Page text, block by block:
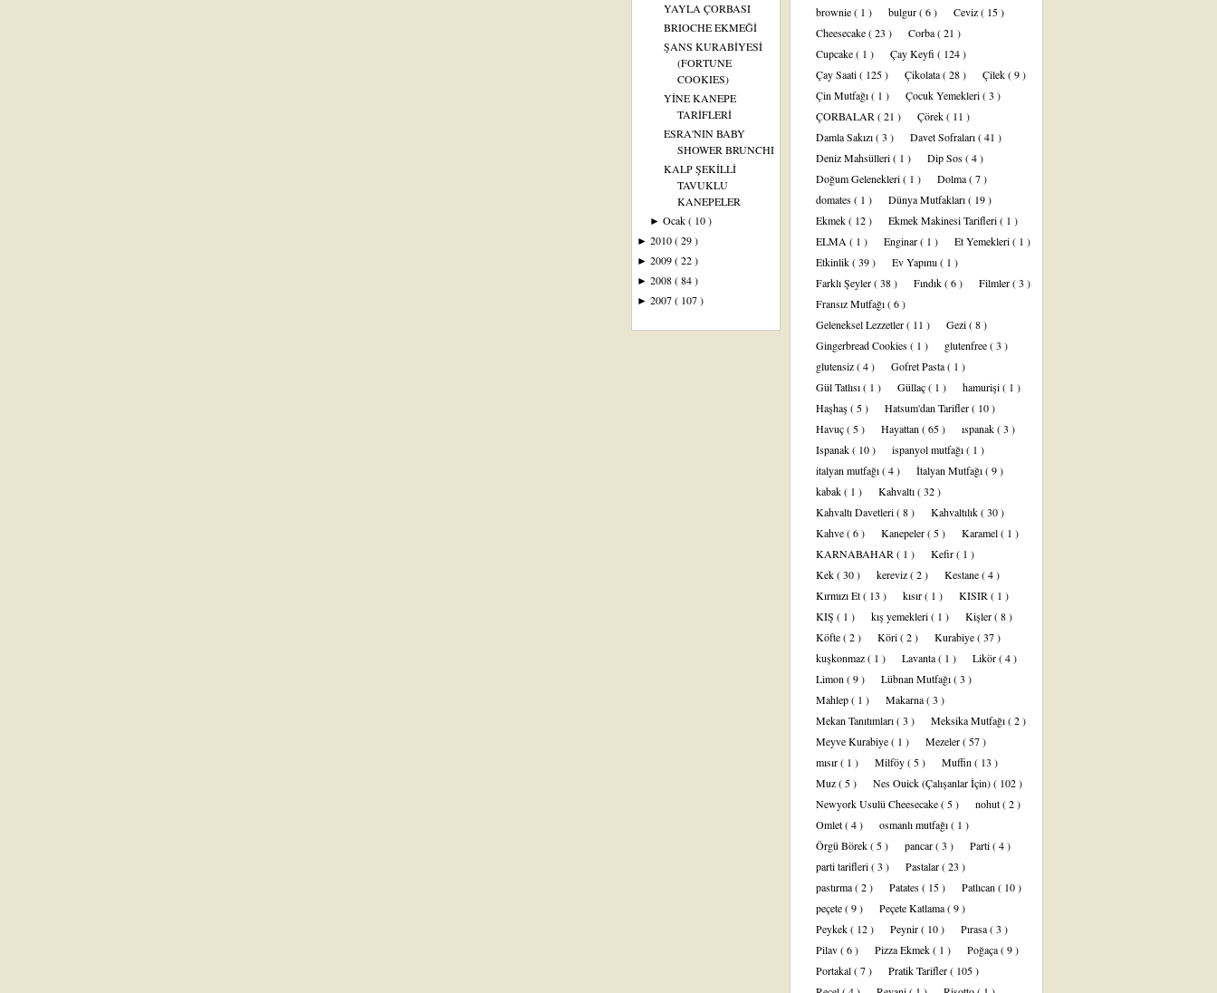
YAYLA ÇORBASI
BRIOCHE EKMEĞİ
ŞANS KURABİYESİ
(FORTUNE
COOKIES)
YİNE KANEPE
TARİFLERİ
ESRA'NIN BABY
SHOWER BRUNCHI
KALP ŞEKİLLİ
TAVUKLU
KANEPELER
►Ocak( 10 )
► 2010( 29 )
► 2009( 22 )
► 2008( 84 )
► 2007( 107 )
brownie( 1 ) bulgur( 6 ) Ceviz( 15 )
Cheesecake( 23 ) Corba( 21 )
Cupcake( 1 ) Çay Keyfi ( 124 )
Çay Saati( 125 ) Çikolata( 28 ) Çilek( 9 )
Çin Mutfağı( 1 ) Çocuk Yemekleri( 3 )
ÇORBALAR ( 21 ) Çörek( 11 )
Damla Sakızı( 3 ) Davet Sofraları( 41 )
Deniz Mahsülleri( 1 ) Dip Sos( 4 )
Doğum Gelenekleri( 1 ) Dolma( 7 )
domates( 1 ) Dünya Mutfakları( 19 )
Ekmek( 12 ) Ekmek Makinesi Tarifleri( 1 )
ELMA ( 1 ) Enginar( 1 ) Et Yemekleri( 1 )
Etkinlik( 39 ) Ev Yapımı( 1 )
Farklı Şeyler( 38 ) Fındık( 6 ) Filmler( 3 )
Fransız Mutfağı( 6 )
Geleneksel Lezzetler( 11 ) Gezi( 8 )
Gingerbread Cookies( 1 ) glutenfree( 3 )
glutensiz( 4 ) Gofret Pasta( 1 )
Gül Tatlısı( 1 ) Güllaç( 1 ) hamurişi( 1 )
Haşhaş( 5 ) Hatsum'dan Tarifler( 10 )
Havuç( 5 ) Hayattan ( 65 ) ıspanak( 3 )
Ispanak( 10 ) ispanyol mutfağı( 1 )
italyan mutfağı( 4 ) İtalyan Mutfağı( 9 )
kabak( 1 ) Kahvaltı( 32 )
Kahvaltı Davetleri( 8 ) Kahvaltılık( 30 )
Kahve( 6 ) Kanepeler( 5 ) Karamel( 1 )
KARNABAHAR ( 1 ) Kefir( 1 )
Kek( 30 ) kereviz( 2 ) Kestane( 4 )
Kırmızı Et( 13 ) kısır( 1 ) KISIR ( 1 )
KIŞ ( 1 ) kış yemekleri( 1 ) Kişler( 8 )
Köfte( 2 ) Köri( 2 ) Kurabiye( 37 )
kuşkonmaz( 1 ) Lavanta( 1 ) Likör( 4 )
Limon ( 9 ) Lübnan Mutfağı( 3 )
Mahlep( 1 ) Makarna( 3 )
Mekan Tanıtımları( 3 ) Meksika Mutfağı( 2 )
Meyve Kurabiye( 1 ) Mezeler( 57 )
mısır( 1 ) Milföy( 5 ) Muffin ( 13 )
Muz( 5 ) Nes Ouick (Çalışanlar İçin)( 102 )
Newyork Usulü Cheesecake( 5 ) nohut( 2 )
Omlet( 4 ) osmanlı mutfağı( 1 )
Örgü Börek( 5 ) pancar( 3 ) Parti( 4 )
parti tarifleri( 3 ) Pastalar( 23 )
pastırma( 2 ) Patates( 15 ) Patlıcan ( 10 )
peçete( 9 ) Peçete Katlama( 9 )
Peykek( 12 ) Peynir( 10 ) Pırasa( 3 )
Pilav( 6 ) Pizza Ekmek( 1 ) Poğaça( 9 )
Portakal( 7 ) Pratik Tarifler( 105 )